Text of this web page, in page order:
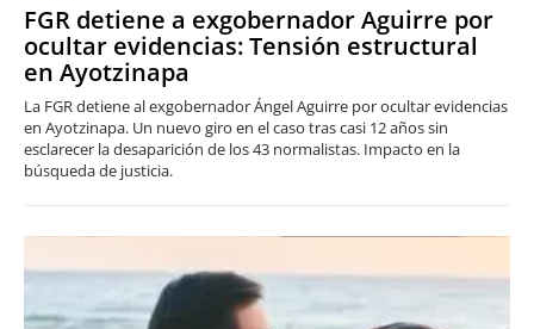
FGR detiene a exgobernador Aguirre por
ocultar evidencias: Tensión estructural
en Ayotzinapa
La FGR detiene al exgobernador Ángel Aguirre por ocultar evidencias
en Ayotzinapa. Un nuevo giro en el caso tras casi 12 años sin
esclarecer la desaparición de los 43 normalistas. Impacto en la
búsqueda de justicia.